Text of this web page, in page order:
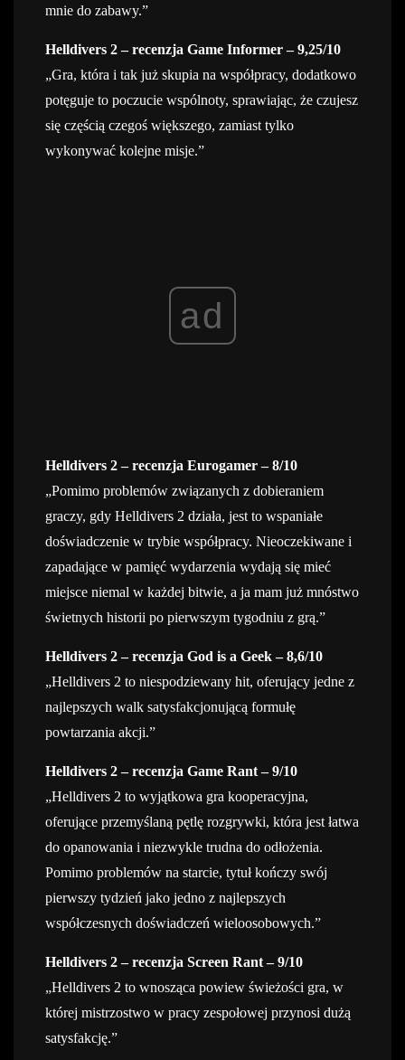
mnie do zabawy.”
Helldivers 2 – recenzja Game Informer – 9,25/10
„Gra, która i tak już skupia na współpracy, dodatkowo
potęguje to poczucie wspólnoty, sprawiając, że czujesz
się częścią czegoś większego, zamiast tylko
wykonywać kolejne misje.”
ad
Helldivers 2 – recenzja Eurogamer – 8/10
„Pomimo problemów związanych z dobieraniem
graczy, gdy Helldivers 2 działa, jest to wspaniałe
doświadczenie w trybie współpracy. Nieoczekiwane i
zapadające w pamięć wydarzenia wydają się mieć
miejsce niemal w każdej bitwie, a ja mam już mnóstwo
świetnych historii po pierwszym tygodniu z grą.”
Helldivers 2 – recenzja God is a Geek – 8,6/10
„Helldivers 2 to niespodziewany hit, oferujący jedne z
najlepszych walk satysfakcjonującą formułę
powtarzania akcji.”
Helldivers 2 – recenzja Game Rant – 9/10
„Helldivers 2 to wyjątkowa gra kooperacyjna,
oferujące przemyślaną pętlę rozgrywki, która jest łatwa
do opanowania i niezwykle trudna do odłożenia.
Pomimo problemów na starcie, tytuł kończy swój
pierwszy tydzień jako jedno z najlepszych
współczesnych doświadczeń wieloosobowych.”
Helldivers 2 – recenzja Screen Rant – 9/10
„Helldivers 2 to wnosząca powiew świeżości gra, w
której mistrzostwo w pracy zespołowej przynosi dużą
satysfakcję.”